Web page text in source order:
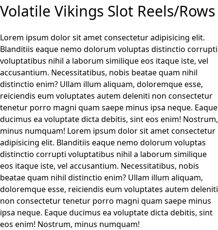
Volatile Vikings Slot Reels/Rows
Lorem ipsum dolor sit amet consectetur adipisicing elit.
Blanditiis eaque nemo dolorum voluptas distinctio corrupti
voluptatibus nihil a laborum similique eos itaque iste, vel
accusantium. Necessitatibus, nobis beatae quam nihil
distinctio enim? Ullam illum aliquam, doloremque esse,
reiciendis eum voluptates autem deleniti non consectetur
tenetur porro magni quam saepe minus ipsa neque. Eaque
ducimus ea voluptate dicta debitis, sint eos enim! Nostrum,
minus numquam! Lorem ipsum dolor sit amet consectetur
adipisicing elit. Blanditiis eaque nemo dolorum voluptas
distinctio corrupti voluptatibus nihil a laborum similique
eos itaque iste, vel accusantium. Necessitatibus, nobis
beatae quam nihil distinctio enim? Ullam illum aliquam,
doloremque esse, reiciendis eum voluptates autem deleniti
non consectetur tenetur porro magni quam saepe minus
ipsa neque. Eaque ducimus ea voluptate dicta debitis, sint
eos enim! Nostrum, minus numquam!